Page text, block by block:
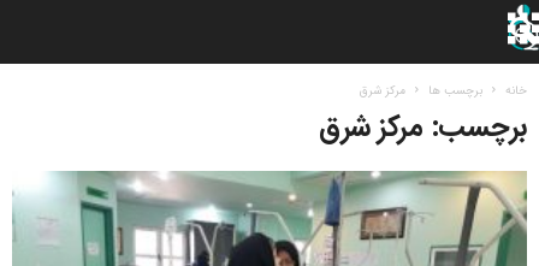
خانه برچسب ها مرکز شرق
برچسب: مرکز شرق